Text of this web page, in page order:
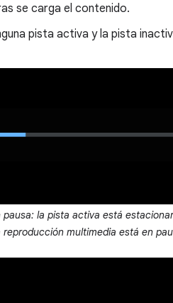
se carga el contenido.
pista activa y la pista
pausa: la pista activa está
reproducción multimedia está en